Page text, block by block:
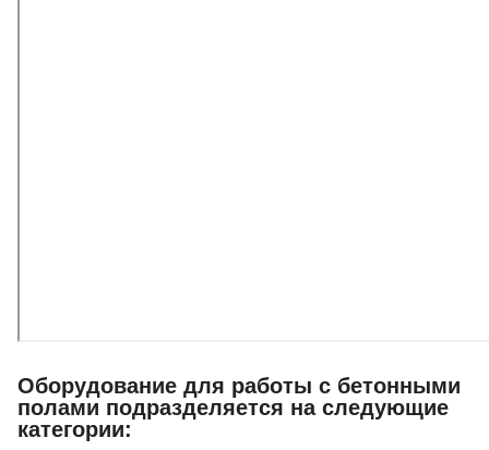
Оборудование для работы с бетонными
полами подразделяется на следующие
категории: